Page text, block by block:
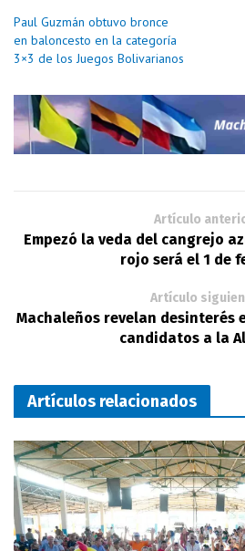
Paul Guzmán obtuvo bronce
en baloncesto en la categoría
3×3 de los Juegos Bolivarianos
Artículo
Empezó la veda del cangrejo
rojo será el 1 de
Artículo
Machaleños revelan desinterés
candidatos a la
Artículos relacionados